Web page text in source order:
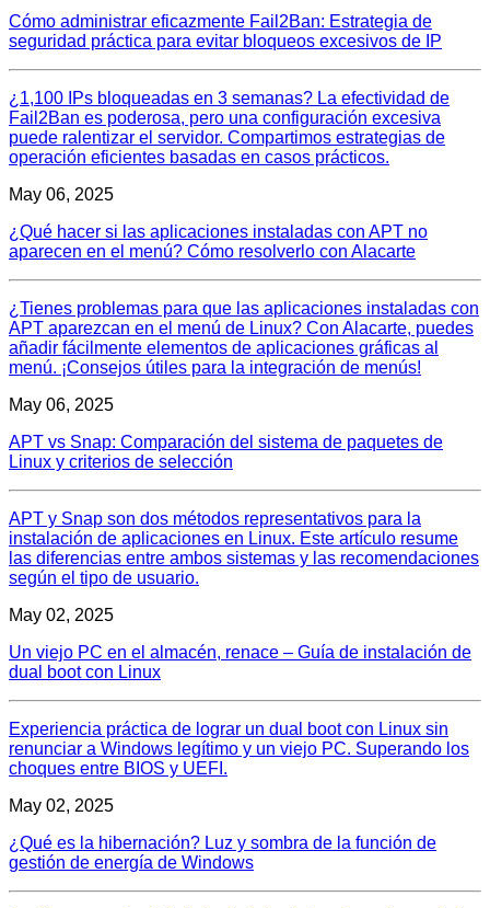
Cómo administrar eficazmente Fail2Ban: Estrategia de
seguridad práctica para evitar bloqueos excesivos de IP
¿1,100 IPs bloqueadas en 3 semanas? La efectividad de
Fail2Ban es poderosa, pero una configuración excesiva
puede ralentizar el servidor. Compartimos estrategias de
operación eficientes basadas en casos prácticos.
May 06, 2025
¿Qué hacer si las aplicaciones instaladas con APT no
aparecen en el menú? Cómo resolverlo con Alacarte
¿Tienes problemas para que las aplicaciones instaladas con
APT aparezcan en el menú de Linux? Con Alacarte, puedes
añadir fácilmente elementos de aplicaciones gráficas al
menú. ¡Consejos útiles para la integración de menús!
May 06, 2025
APT vs Snap: Comparación del sistema de paquetes de
Linux y criterios de selección
APT y Snap son dos métodos representativos para la
instalación de aplicaciones en Linux. Este artículo resume
las diferencias entre ambos sistemas y las recomendaciones
según el tipo de usuario.
May 02, 2025
Un viejo PC en el almacén, renace – Guía de instalación de
dual boot con Linux
Experiencia práctica de lograr un dual boot con Linux sin
renunciar a Windows legítimo y un viejo PC. Superando los
choques entre BIOS y UEFI.
May 02, 2025
¿Qué es la hibernación? Luz y sombra de la función de
gestión de energía de Windows